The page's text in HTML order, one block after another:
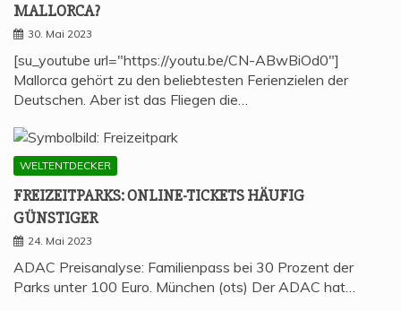
MALLORCA?
30. Mai 2023
[su_youtube url="https://youtu.be/CN-ABwBiOd0"]
Mallorca gehört zu den beliebtesten Ferienzielen der
Deutschen. Aber ist das Fliegen die…
WELTENTDECKER
FREI­ZEIT­PARKS: ONLINE-TICKETS HÄU­FIG
GÜNSTIGER
24. Mai 2023
ADAC Preisanalyse: Familienpass bei 30 Prozent der
Parks unter 100 Euro. München (ots) Der ADAC hat…